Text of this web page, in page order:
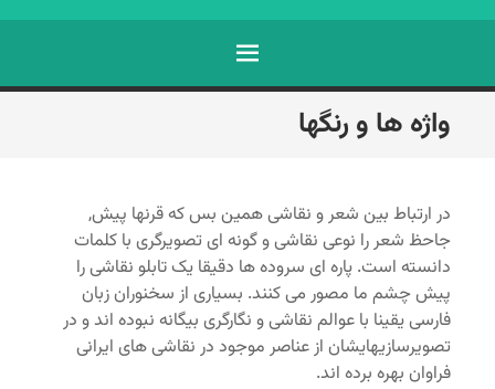
فهرست
رفتن
به
واژه ها و رنگها
در ارتباط بین شعر و نقاشی همین بس که قرنها پیش,
جاحظ شعر را نوعی نقاشی و گونه ای تصویرگری با کلمات
دانسته است. پاره ای سروده ها دقیقا یک تابلو نقاشی را
پیش چشم ما مصور می کنند. بسیاری از سخنوران زبان
فارسی یقینا با عوالم نقاشی و نگارگری بیگانه نبوده اند و در
تصویرسازیهایشان از عناصر موجود در نقاشی های ایرانی
فراوان بهره برده اند.